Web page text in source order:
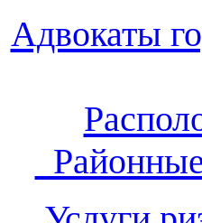
Адвокаты